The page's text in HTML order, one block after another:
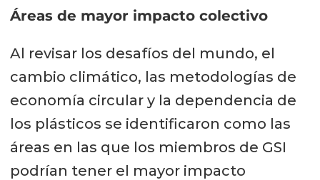
Áreas de mayor impacto colectivo
Al revisar los desafíos del mundo, el
cambio climático, las metodologías de
economía circular y la dependencia de
los plásticos se identificaron como las
áreas en las que los miembros de GSI
podrían tener el mayor impacto